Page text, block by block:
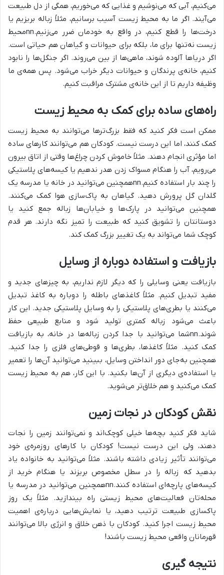
می‌کنیم، آبی که می‌نوشیم و غذایی که می‌خوریم، همگی از دل طبیعت
می‌آیند. اگر ما به محیط زیست آسیب برسانیم، مثلاً زباله بریزیم یا
درخت‌ها را قطع کنیم، در واقع به خودمان ضرر می‌زنیم.nnمحیط
زیست نه‌تنها برای ما، بلکه برای حیوانات و گیاهان هم حیاتی است.
اگر دریاها آلوده شوند، ماهی‌ها از بین می‌روند. اگر جنگل‌ها را نابود
کنیم، خانه‌ی پرندگان و حیوانات دیگر خراب می‌شود. پس همه‌ی ما
وظیفه داریم تا از این خانه‌ی مشترک مراقبت کنیم.
راه‌های ساده برای کمک به محیط زیست
ممکن است فکر کنید که فقط بزرگ‌ترها می‌توانند به محیط زیست
کمک کنند، اما این درست نیست. کودکان هم می‌توانند کارهای ساده
اما مؤثری انجام دهند. مثلاً خاموش کردن چراغ‌ها وقتی از اتاق بیرون
می‌رویم، آب را هنگام مسواک زدن هدر ندهیم یا کیسه‌های پلاستیکی
را چند بار استفاده کنیم.nnهمچنین می‌توانید در خانه یا مدرسه یک
گلدان گل پرورش دهید. گیاهان به پاک‌سازی هوا کمک می‌کنند.
همچنین می‌توانید در پارک‌ها و خیابان‌ها زباله جمع کنید یا
دوستانتان را تشویق کنید که طبیعت را تمیز نگه دارند. هر قدم
کوچک شما می‌تواند به یک تغییر بزرگ کمک کند.
بازیافت و استفاده دوباره از وسایل
بازیافت یعنی وسایلی را که دیگر لازم نداریم، به چیزهای جدید و
مفید تبدیل کنیم. مثلاً کاغذهای باطله را دوباره به کاغذ تبدیل
می‌کنند یا بطری‌های پلاستیکی را به وسایل پلاستیکی جدید. این کار
باعث می‌شود زباله کمتری تولید شود و منابع طبیعی حفظ
شوند.nnشما می‌توانید با جدا کردن زباله‌ها در خانه، به بازیافت
کمک کنید. مثلاً کاغذها، بطری‌ها و قوطی‌های فلزی را جدا کنید.
همچنین به‌جای دور انداختن وسایل، ببینید می‌توانید آن‌ها را تعمیر
یا استفاده‌ی دیگری از آن‌ها بکنید. با این کار، هم به محیط زیست
کمک می‌کنید و هم خلاق‌تر می‌شوید.
نقش کودکان در نجات زمین
شاید فکر کنید بچه‌ها خیلی کوچک‌اند و نمی‌توانند زمین را نجات
دهند، ولی این درست نیست! کودکان با کارهای روزمره‌ی خود
می‌توانند تأثیر زیادی داشته باشند. مثلاً می‌توانید به خانواده یاد
بدهید که زباله را در سطل مخصوص بریزند یا هنگام خرید از
کیسه‌های پارچه‌ای استفاده کنند.nnهمچنین می‌توانید در مدرسه یا
محله‌تان فعالیت‌های محیط زیستی راه بیندازید. مثلاً یک روز
پاکسازی طبیعت ترتیب دهید، یا نمایش‌هایی درباره‌ی اهمیت
محیط زیست اجرا کنید. کودکان با ذهن خلاق و انرژی بالا می‌توانند
قهرمانان واقعی محیط زیست باشند!
نتیجه گیری